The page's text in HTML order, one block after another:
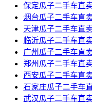
保定瓜子二手车直
烟台瓜子二手车直
天津瓜子二手车直
临沂瓜子二手车直
广州瓜子二手车直
郑州瓜子二手车直
西安瓜子二手车直
石家庄瓜子二手车
武汉瓜子二手车直